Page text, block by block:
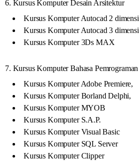
6. Kursus Komputer Desain Arsitektur
Kursus Komputer Autocad 2 dimensi
Kursus Komputer Autocad 3 dimensi
Kursus Komputer 3Ds MAX
7. Kursus Komputer Bahasa Pemrograman
Kursus Komputer Adobe Premiere,
Kursus Komputer Borland Delphi,
Kursus Komputer MYOB
Kursus Komputer S.A.P.
Kursus Komputer Visual Basic
Kursus Komputer SQL Server
Kursus Komputer Clipper